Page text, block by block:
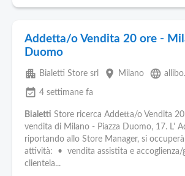
Addetta/o Vendita 20 ore -
Duomo
apartment Bialetti Store srl place Milano language
event_available 4 settimane fa
Bialetti Store ricerca Addetta/o Vendita
vendita di Milano - Piazza Duomo, 17. L'
riportando allo Store Manager, si
attività: • vendita assistita e accoglienza/
clientela...